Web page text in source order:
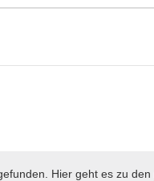
Hier geht es zu den